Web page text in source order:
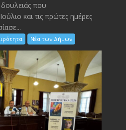
που
και τις πρώτες ημέρες
Νέα των Δήμων